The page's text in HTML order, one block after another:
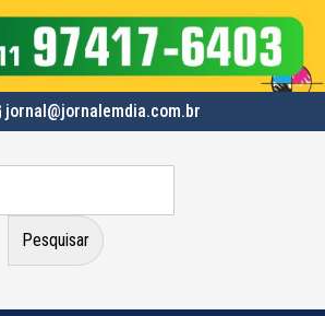
jornal@jornalemdia.com.br